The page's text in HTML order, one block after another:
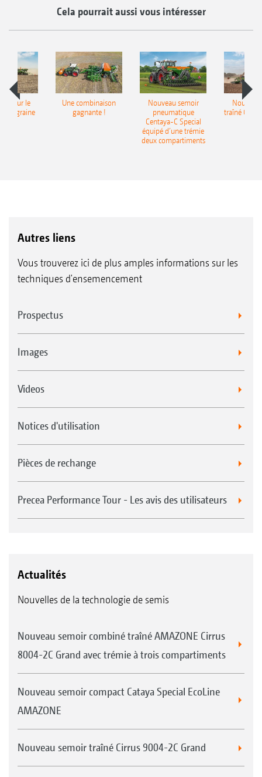
Cela pourrait aussi vous intéresser
pour le
Une combinaison
gagnante !
Nouveau semoir
pneumatique
Centaya-C Special
équipé d’une trémie
deux compartiments
traîné
Autres liens
Vous trouverez ici de plus amples informations sur les
techniques d'ensemencement
Prospectus
Images
Videos
Notices d'utilisation
Pièces de rechange
Precea Performance Tour - Les avis des utilisateurs
Actualités
Nouvelles de la technologie de semis
Nouveau semoir combiné traîné AMAZONE Cirrus
8004-2C Grand avec trémie à trois compartiments
Nouveau semoir compact Cataya Special EcoLine
AMAZONE
Nouveau semoir traîné Cirrus 9004-2C Grand